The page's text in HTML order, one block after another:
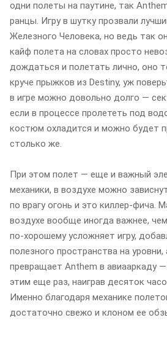
одни полеты на паутине, так
ранцы. Игру в шутку прозвали
Железного Человека, но ведь так
кайф полета на словах просто
дождаться и полетать лично, оно
круче прыжков из Destiny, уж
в игре можно довольно долго —
если в процессе пролететь под
костюм охладится и можно будет
столько же.
При этом полет — еще и важный
механики, в воздухе можно
по врагу огонь и это киллер-фича.
воздухе вообще иногда важнее,
по-хорошему усложняет игру,
полезного пространства на
превращает Anthem в авиааркаду
этим еще раз, наиграв десяток
Именно благодаря механике
достаточно свежо и клоном ее